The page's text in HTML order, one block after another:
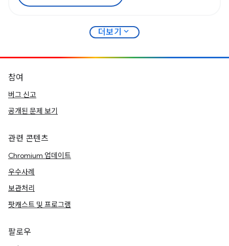
더보기 expand_more
참여
버그 신고
공개된 문제 보기
관련 콘텐츠
Chromium 업데이트
우수사례
보관처리
팟캐스트 및 프로그램
팔로우